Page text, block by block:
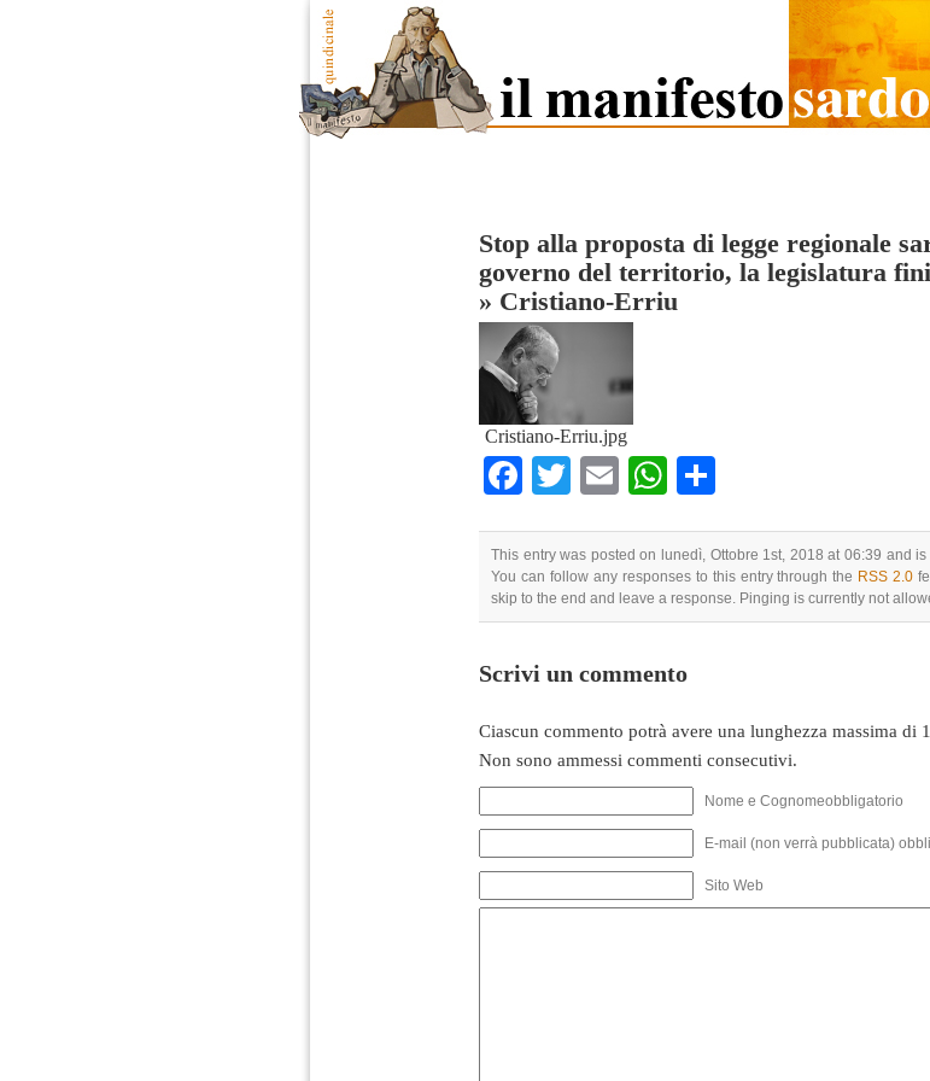
Stop alla proposta di legge regionale
governo del territorio, la legislatura
» Cristiano-Erriu
Cristiano-Erriu.jpg
Facebook
TwitterEmailWhatsApp
This entry was posted on lunedì, Ottobre 1st, 2018 at 06:39 and
You can follow any responses to this entry through the RSS 2.0
skip to the end and leave a response. Pinging is currently not
Scrivi un commento
Ciascun commento potrà avere una lunghezza massima di
Non sono ammessi commenti consecutivi.
Nome e Cognomeobbligatorio
E-mail (non verrà pubblicata)
Sito Web